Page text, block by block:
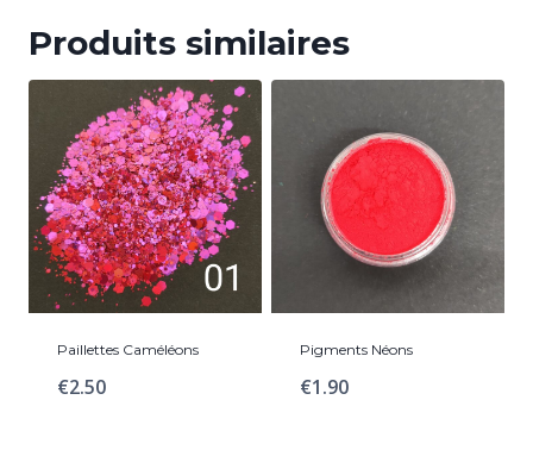
Produits similaires
Paillettes Caméléons
€2.50
Pigments Néons
€1.90